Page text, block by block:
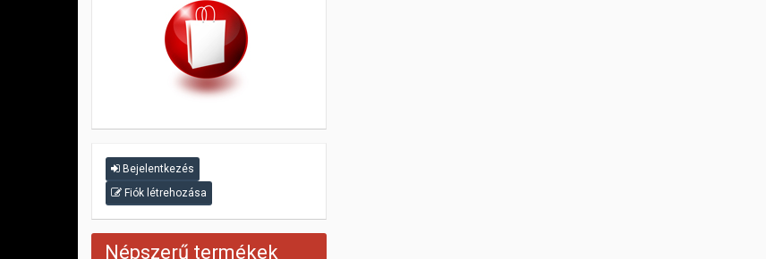
Bejelentkezés
Fiók létrehozása
Népszerű termékek